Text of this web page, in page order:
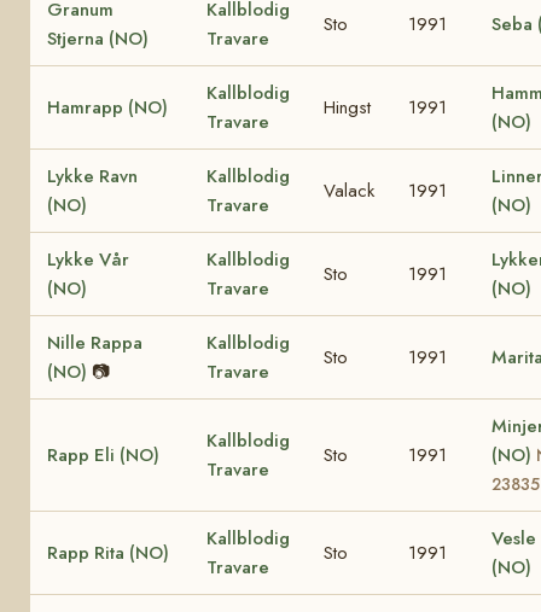
Granum
Stjerna (NO)
Kallblodig
Travare
Sto 1991 Seba
Hamrapp (NO)
Kallblodig
Travare
Hingst 1991
(NO)
Lykke Ravn
(NO)
Kallblodig
Travare
Valack 1991
(NO)
Lykke Vår
(NO)
Kallblodig
Travare
Sto 1991
(NO)
Nille Rappa
(NO) 📷
Kallblodig
Travare
Sto 1991
Rapp Eli (NO)
Kallblodig
Travare
Sto 1991
(NO)
23835
Rapp Rita (NO)
Kallblodig
Travare
Sto 1991
Vesle
(NO)